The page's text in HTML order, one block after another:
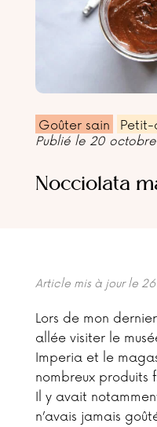
Goûter sain Petit-
Publié le 20
Nocciolata
Article mis à jour le
Lors de mon
allée visiter le
Imperia et le
nombreux produits
Il y avait
n’avais jamais